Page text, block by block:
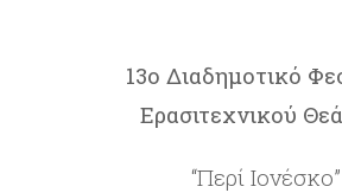
13ο Διαδημοτικό
Ερασιτεχνικού
“Περί Ιονέσκο”